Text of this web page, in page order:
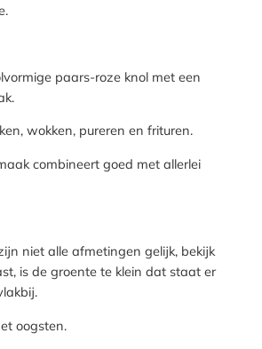
paars-roze knol met een
wokken, pureren en frituren.
combineert goed met allerlei
niet alle afmetingen gelijk, bekijk
is de groente te klein dat staat er
oogsten.